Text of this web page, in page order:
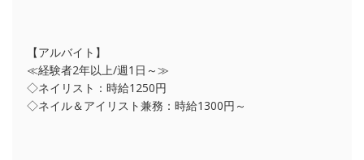
【アルバイト】
≪経験者2年以上/週1日～≫
◇ネイリスト：時給1250円
◇ネイル＆アイリスト兼務：時給1300円～